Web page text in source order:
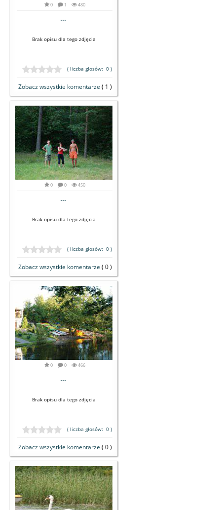
0 1 480
...
Brak opisu dla tego zdjęcia
( liczba głosów: 0 )
Zobacz wszystkie komentarze ( 1 )
0 0 450
...
Brak opisu dla tego zdjęcia
( liczba głosów: 0 )
Zobacz wszystkie komentarze ( 0 )
0 0 466
...
Brak opisu dla tego zdjęcia
( liczba głosów: 0 )
Zobacz wszystkie komentarze ( 0 )